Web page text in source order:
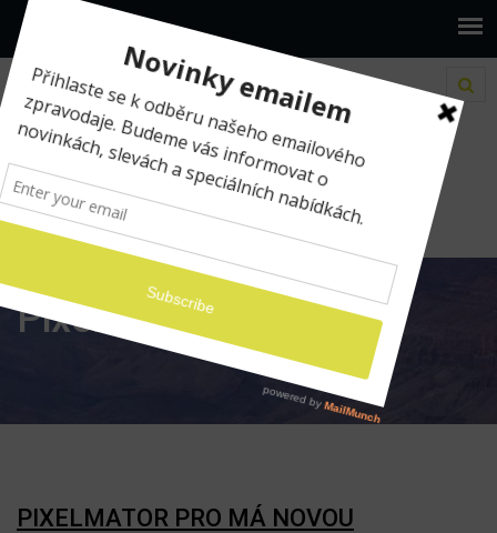
www.ilumio.cz BLOG Pixelmator
Pixelmator
PIXELMATOR PRO MÁ NOVOU